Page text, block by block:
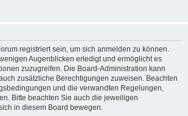
registriert sein, um sich anmelden zu können.
Augenblicken erledigt und ermöglicht es
zuzugreifen. Die Board-Administration kann
zusätzliche Berechtigungen zuweisen. Beachten
und die verwandten Regelungen,
Bitte beachten Sie auch die jeweiligen
in diesem Board bewegen.